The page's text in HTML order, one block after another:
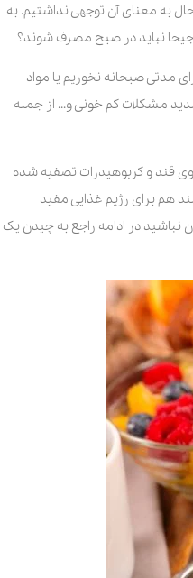
به معنای آن توجهی نداشتیم. به
نباید در صبح مصرف شوند؟
مدتی صبحانه نخوریم یا مواد
مشکلات کم خونی و… از جمله
قند و کربوهیدرات تصفیه شده
هم برای رژیم غذایی مفید
نباشید در ادامه راجع به چیدن یک